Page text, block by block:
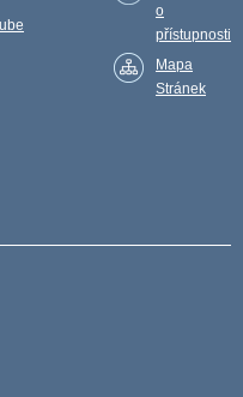
o
přístupnosti
Mapa
Stránek